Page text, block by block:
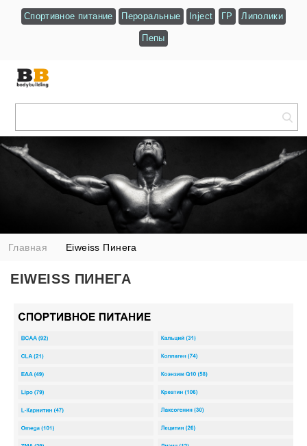
Спортивное питание Пероральные Inject ГР Липолики
Пепы
Главная Eiweiss Пинега
EIWEISS ПИНЕГА